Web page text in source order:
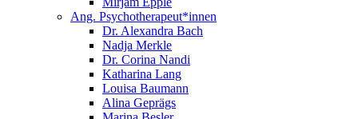
Ang. Psychotherapeut*innen
Dr. Alexandra Bach
Nadja Merkle
Dr. Corina Nandi
Katharina Lang
Louisa Baumann
Alina Geprägs